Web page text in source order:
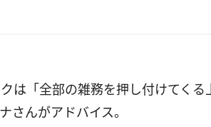
は「全部の雑務を押し付けてくる
さんがアドバイス。